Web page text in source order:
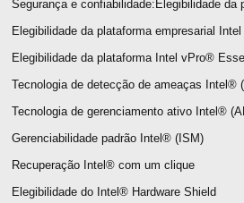
Segurança e confiabilidade:Elegibilidade
Elegibilidade da plataforma empresarial
Elegibilidade da plataforma Intel vPro®
Tecnologia de detecção de ameaças Intel®
Tecnologia de gerenciamento ativo Intel®
Gerenciabilidade padrão Intel® (ISM)
Recuperação Intel® com um clique
Elegibilidade do Intel® Hardware Shield